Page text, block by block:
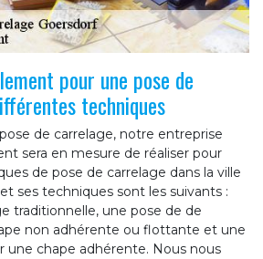
pour une pose de
techniques
de carrelage, notre entreprise
sera en mesure de réaliser pour
de pose de carrelage dans la ville
ses techniques sont les suivants :
traditionnelle, une pose de de
non adhérente ou flottante et une
une chape adhérente. Nous nous